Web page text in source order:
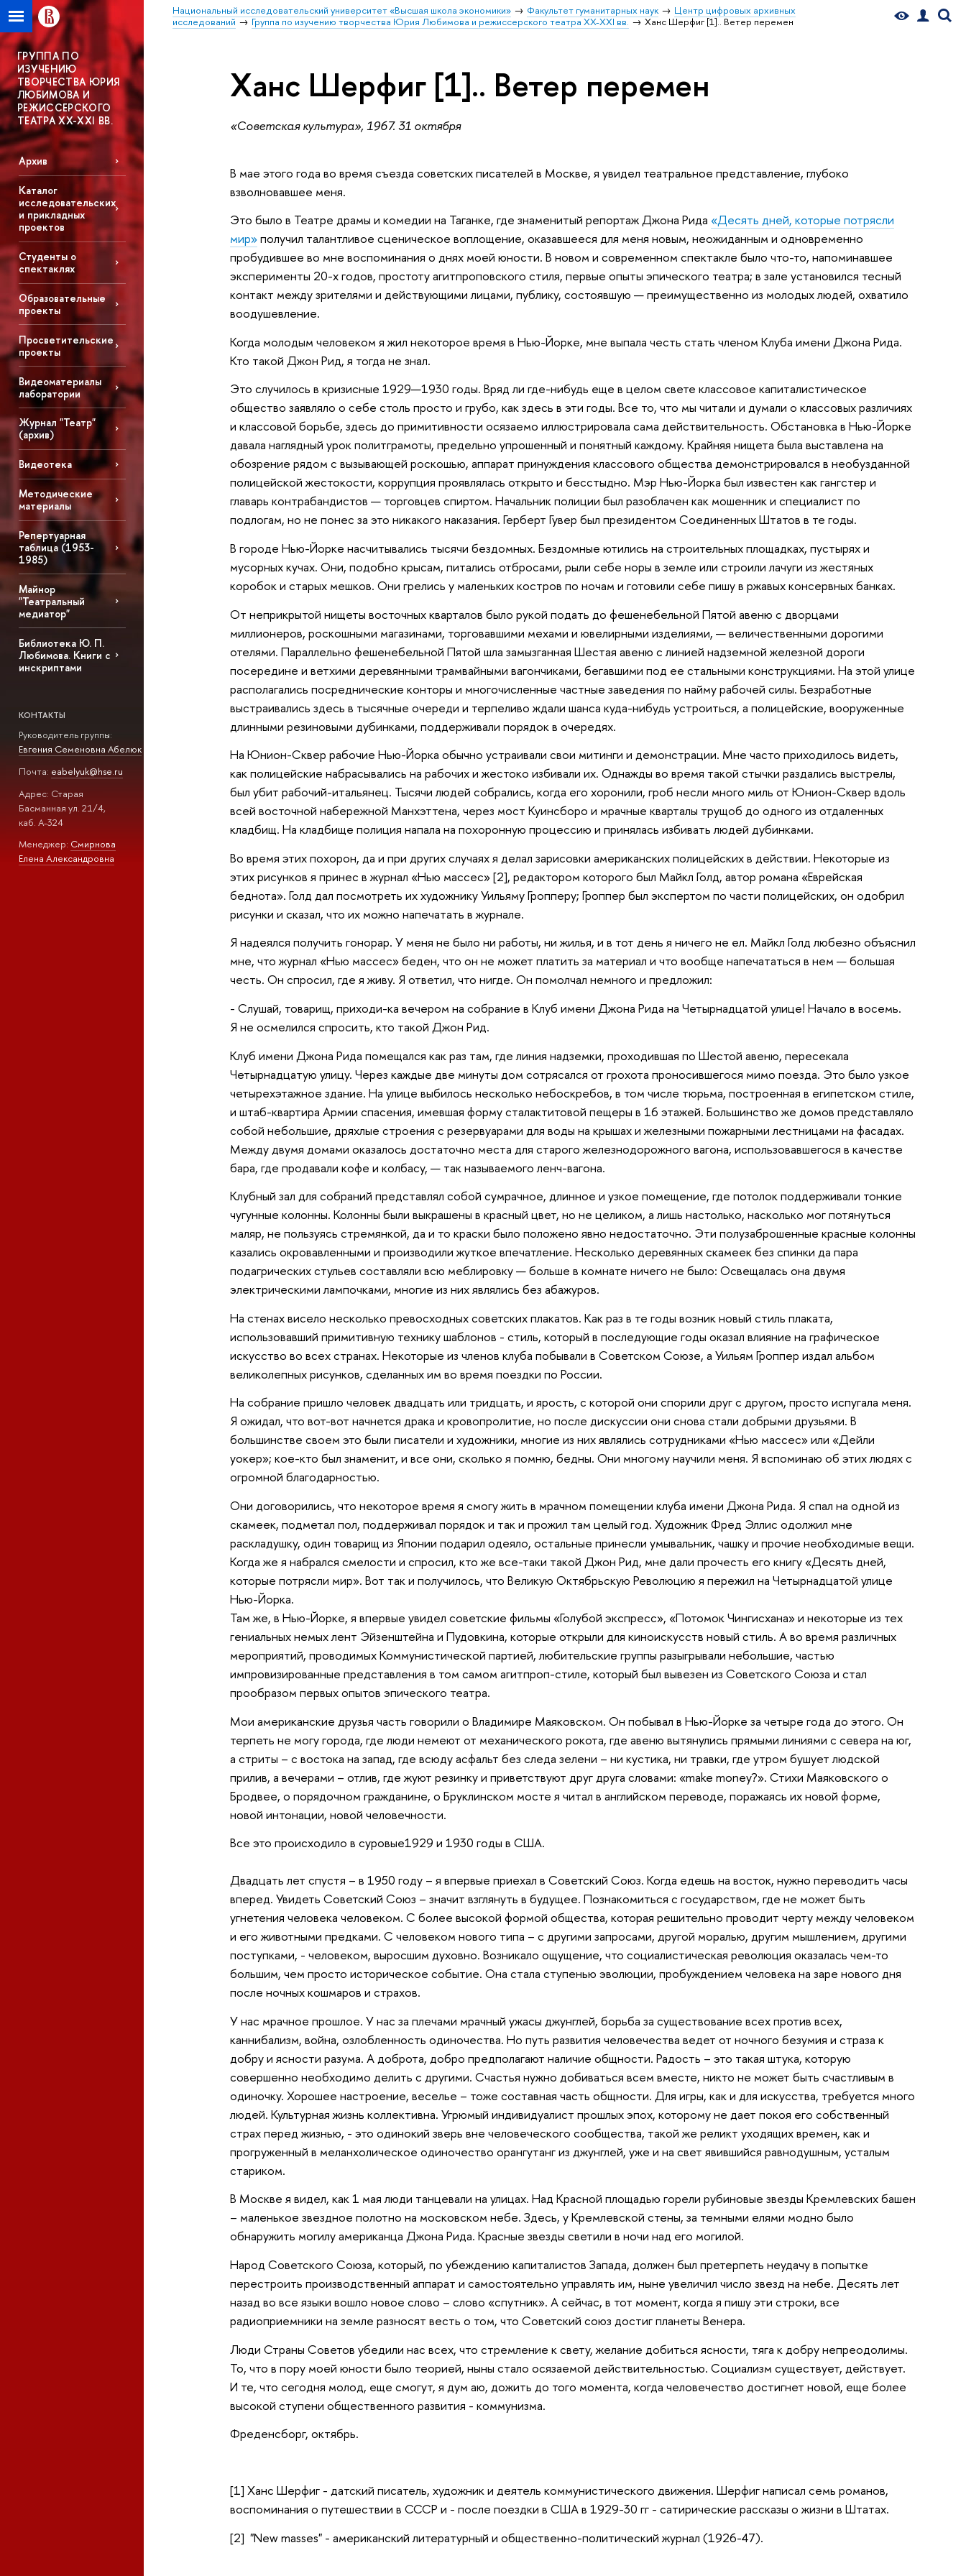
Национальный исследовательский университет «Высшая школа экономики» Факультет гуманитарных наук
Центр цифровых архивных
исследований
Группа по изучению творчества Юрия Любимова и режиссерского театра XX-XXI вв. Ханс Шерфиг [1].. Ветер перемен
ГРУППА ПО
ИЗУЧЕНИЮ
ТВОРЧЕСТВА ЮРИЯ
ЛЮБИМОВА И
РЕЖИССЕРСКОГО
ТЕАТРА XX-XXI ВВ.
Архив
Каталог
исследовательских
и прикладных
проектов
Студенты о
спектаклях
Образовательные
проекты
Просветительские
проекты
Видеоматериалы
лаборатории
Журнал "Театр"
(архив)
Видеотека
Методические
материалы
Репертуарная
таблица (1953-
1985)
Майнор
"Театральный
медиатор"
Библиотека Ю. П.
Любимова. Книги с
инскриптами
КОНТАКТЫ
Руководитель группы:
Евгения Семеновна Абелюк
Почта: eabelyuk@hse.ru
Адрес: Старая
Басманная ул. 21/4,
каб. А-324
Менеджер: Смирнова
Елена Александровна
Ханс Шерфиг [1].. Ветер перемен
«Советская культура», 1967. 31 октября
В мае этого года во время съезда советских писателей в Москве, я увидел театральное представление, глубоко
взволновавшее меня.
Это было в Театре драмы и комедии на Таганке, где знаменитый репортаж Джона Рида «Десять дней, которые потрясли
мир»получил талантливое сценическое воплощение, оказавшееся для меня новым, неожиданным и одновременно
пробудившее во мне воспоминания о днях моей юности. В новом и современном спектакле было что-то, напоминавшее
эксперименты 20-х годов, простоту агитпроповского стиля, первые опыты эпического театра; в зале установился тесный
контакт между зрителями и действующими лицами, публику, состоявшую — преимущественно из молодых людей, охватило
воодушевление.
Когда молодым человеком я жил некоторое время в Нью-Йорке, мне выпала честь стать членом Клуба имени Джона Рида.
Кто такой Джон Рид, я тогда не знал.
Это случилось в кризисные 1929—1930 годы. Вряд ли где-нибудь еще в целом свете классовое капиталистическое
общество заявляло о себе столь просто и грубо, как здесь в эти годы. Все то, что мы читали и думали о классовых различиях
и классовой борьбе, здесь до примитивности осязаемо иллюстрировала сама действительность. Обстановка в Нью-Йорке
давала наглядный урок политграмоты, предельно упрошенный и понятный каждому. Крайняя нищета была выставлена на
обозрение рядом с вызывающей роскошью, аппарат принуждения классового общества демонстрировался в необузданной
полицейской жестокости, коррупция проявлялась открыто и бесстыдно. Мэр Нью-Йорка был известен как гангстер и
главарь контрабандистов — торговцев спиртом. Начальник полиции был разоблачен как мошенник и специалист по
подлогам, но не понес за это никакого наказания. Герберт Гувер был президентом Соединенных Штатов в те годы.
В городе Нью-Йорке насчитывались тысячи бездомных. Бездомные ютились на строительных площадках, пустырях и
мусорных кучах. Они, подобно крысам, питались отбросами, рыли себе норы в земле или строили лачуги из жестяных
коробок и старых мешков. Они грелись у маленьких костров по ночам и готовили себе пишу в ржавых консервных банках.
От неприкрытой нищеты восточных кварталов было рукой подать до фешенебельной Пятой авеню с дворцами
миллионеров, роскошными магазинами, торговавшими мехами и ювелирными изделиями, — величественными дорогими
отелями. Параллельно фешенебельной Пятой шла замызганная Шестая авеню с линией надземной железной дороги
посередине и ветхими деревянными трамвайными вагончиками, бегавшими под ее стальными конструкциями. На этой улице
располагались посреднические конторы и многочисленные частные заведения по найму рабочей силы. Безработные
выстраивались здесь в тысячные очереди и терпеливо ждали шанса куда-нибудь устроиться, а полицейские, вооруженные
длинными резиновыми дубинками, поддерживали порядок в очередях.
На Юнион-Сквер рабочие Нью-Йорка обычно устраивали свои митинги и демонстрации. Мне часто приходилось видеть,
как полицейские набрасывались на рабочих и жестоко избивали их. Однажды во время такой стычки раздались выстрелы,
был убит рабочий-итальянец. Тысячи людей собрались, когда его хоронили, гроб несли много миль от Юнион-Сквер вдоль
всей восточной набережной Манхэттена, через мост Куинсборо и мрачные кварталы трущоб до одного из отдаленных
кладбищ. На кладбище полиция напала на похоронную процессию и принялась избивать людей дубинками.
Во время этих похорон, да и при других случаях я делал зарисовки американских полицейских в действии. Некоторые из
этих рисунков я принес в журнал «Нью массес» [2], редактором которого был Майкл Голд, автор романа «Еврейская
беднота». Голд дал посмотреть их художнику Уильяму Гропперу; Гроппер был экспертом по части полицейских, он одобрил
рисунки и сказал, что их можно напечатать в журнале.
Я надеялся получить гонорар. У меня не было ни работы, ни жилья, и в тот день я ничего не ел. Майкл Голд любезно объяснил
мне, что журнал «Нью массес» беден, что он не может платить за материал и что вообще напечататься в нем — большая
честь. Он спросил, где я живу. Я ответил, что нигде. Он помолчал немного и предложил:
- Слушай, товарищ, приходи-ка вечером на собрание в Клуб имени Джона Рида на Четырнадцатой улице! Начало в восемь.
Я не осмелился спросить, кто такой Джон Рид.
Клуб имени Джона Рида помещался как раз там, где линия надземки, проходившая по Шестой авеню, пересекала
Четырнадцатую улицу. Через каждые две минуты дом сотрясался от грохота проносившегося мимо поезда. Это было узкое
четырехэтажное здание. На улице выбилось несколько небоскребов, в том числе тюрьма, построенная в египетском стиле,
и штаб-квартира Армии спасения, имевшая форму сталактитовой пещеры в 16 этажей. Большинство же домов представляло
собой небольшие, дряхлые строения с резервуарами для воды на крышах и железными пожарными лестницами на фасадах.
Между двумя домами оказалось достаточно места для старого железнодорожного вагона, использовавшегося в качестве
бара, где продавали кофе и колбасу, — так называемого ленч-вагона.
Клубный зал для собраний представлял собой сумрачное, длинное и узкое помещение, где потолок поддерживали тонкие
чугунные колонны. Колонны были выкрашены в красный цвет, но не целиком, а лишь настолько, насколько мог потянуться
маляр, не пользуясь стремянкой, да и то краски было положено явно недостаточно. Эти полузаброшенные красные колонны
казались окровавленными и производили жуткое впечатление. Несколько деревянных скамеек без спинки да пара
подагрических стульев составляли всю меблировку — больше в комнате ничего не было: Освещалась она двумя
электрическими лампочками, многие из них являлись без абажуров.
На стенах висело несколько превосходных советских плакатов. Как раз в те годы возник новый стиль плаката,
использовавший примитивную технику шаблонов - стиль, который в последующие годы оказал влияние на графическое
искусство во всех странах. Некоторые из членов клуба побывали в Советском Союзе, а Уильям Гроппер издал альбом
великолепных рисунков, сделанных им во время поездки по России.
На собрание пришло человек двадцать или тридцать, и ярость, с которой они спорили друг с другом, просто испугала меня.
Я ожидал, что вот-вот начнется драка и кровопролитие, но после дискуссии они снова стали добрыми друзьями. В
большинстве своем это были писатели и художники, многие из них являлись сотрудниками «Нью массес» или «Дейли
уокер»; кое-кто был знаменит, и все они, сколько я помню, бедны. Они многому научили меня. Я вспоминаю об этих людях с
огромной благодарностью.
Они договорились, что некоторое время я смогу жить в мрачном помещении клуба имени Джона Рида. Я спал на одной из
скамеек, подметал пол, поддерживал порядок и так и прожил там целый год. Художник Фред Эллис одолжил мне
раскладушку, один товарищ из Японии подарил одеяло, остальные принесли умывальник, чашку и прочие необходимые вещи.
Когда же я набрался смелости и спросил, кто же все-таки такой Джон Рид, мне дали прочесть его книгу «Десять дней,
которые потрясли мир». Вот так и получилось, что Великую Октябрьскую Революцию я пережил на Четырнадцатой улице
Нью-Йорка.
Там же, в Нью-Йорке, я впервые увидел советские фильмы «Голубой экспресс», «Потомок Чингисхана» и некоторые из тех
гениальных немых лент Эйзенштейна и Пудовкина, которые открыли для киноискусств новый стиль. А во время различных
мероприятий, проводимых Коммунистической партией, любительские группы разыгрывали небольшие, частью
импровизированные представления в том самом агитпроп-стиле, который был вывезен из Советского Союза и стал
прообразом первых опытов эпического театра.
Мои американские друзья часть говорили о Владимире Маяковском. Он побывал в Нью-Йорке за четыре года до этого. Он
терпеть не могу города, где люди немеют от механического рокота, где авеню вытянулись прямыми линиями с севера на юг,
а стриты – с востока на запад, где всюду асфальт без следа зелени – ни кустика, ни травки, где утром бушует людской
прилив, а вечерами – отлив, где жуют резинку и приветствуют друг друга словами: «make money?». Стихи Маяковского о
Бродвее, о порядочном гражданине, о Бруклинском мосте я читал в английском переводе, поражаясь их новой форме,
новой интонации, новой человечности.
Все это происходило в суровые1929 и 1930 годы в США.
Двадцать лет спустя – в 1950 году – я впервые приехал в Советский Союз. Когда едешь на восток, нужно переводить часы
вперед. Увидеть Советский Союз – значит взглянуть в будущее. Познакомиться с государством, где не может быть
угнетения человека человеком. С более высокой формой общества, которая решительно проводит черту между человеком
и его животными предками. С человеком нового типа – с другими запросами, другой моралью, другим мышлением, другими
поступками, - человеком, выросшим духовно. Возникало ощущение, что социалистическая революция оказалась чем-то
большим, чем просто историческое событие. Она стала ступенью эволюции, пробуждением человека на заре нового дня
после ночных кошмаров и страхов.
У нас мрачное прошлое. У нас за плечами мрачный ужасы джунглей, борьба за существование всех против всех,
каннибализм, война, озлобленность одиночества. Но путь развития человечества ведет от ночного безумия и страза к
добру и ясности разума. А доброта, добро предполагают наличие общности. Радость – это такая штука, которую
совершенно необходимо делить с другими. Счастья нужно добиваться всем вместе, никто не может быть счастливым в
одиночку. Хорошее настроение, веселье – тоже составная часть общности. Для игры, как и для искусства, требуется много
людей. Культурная жизнь коллективна. Угрюмый индивидуалист прошлых эпох, которому не дает покоя его собственный
страх перед жизнью, - это одинокий зверь вне человеческого сообщества, такой же реликт уходящих времен, как и
прогруженный в меланхолическое одиночество орангутанг из джунглей, уже и на свет явившийся равнодушным, усталым
стариком.
В Москве я видел, как 1 мая люди танцевали на улицах. Над Красной площадью горели рубиновые звезды Кремлевских башен
– маленькое звездное полотно на московском небе. Здесь, у Кремлевской стены, за темными елями модно было
обнаружить могилу американца Джона Рида. Красные звезды светили в ночи над его могилой.
Народ Советского Союза, который, по убеждению капиталистов Запада, должен был претерпеть неудачу в попытке
перестроить производственный аппарат и самостоятельно управлять им, ныне увеличил число звезд на небе. Десять лет
назад во все языки вошло новое слово – слово «спутник». А сейчас, в тот момент, когда я пишу эти строки, все
радиоприемники на земле разносят весть о том, что Советский союз достиг планеты Венера.
Люди Страны Советов убедили нас всех, что стремление к свету, желание добиться ясности, тяга к добру непреодолимы.
То, что в пору моей юности было теорией, ныны стало осязаемой действительностью. Социализм существует, действует.
И те, что сегодня молод, еще смогут, я дум аю, дожить до того момента, когда человечество достигнет новой, еще более
высокой ступени общественного развития - коммунизма.
Фреденсборг, октябрь.
[1] Ханс Шерфиг - датский писатель, художник и деятель коммунистического движения. Шерфиг написал семь романов,
воспоминания о путешествии в СССР и - после поездки в США в 1929-30 гг - сатирические рассказы о жизни в Штатах.
[2] "New masses" - американский литературный и общественно-политический журнал (1926-47).